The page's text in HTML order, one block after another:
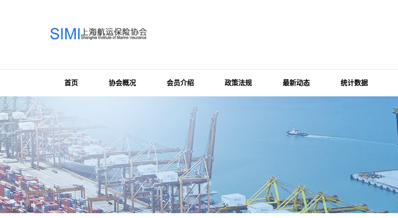
首页 协会概况 会员介绍 政策法规 最新动态 统计数据